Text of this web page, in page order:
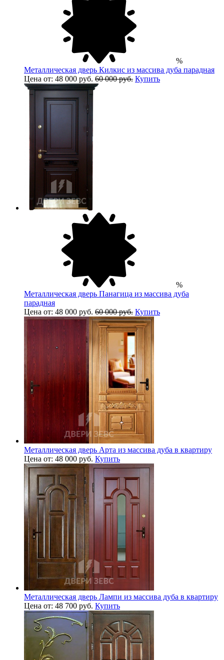
%
Металлическая дверь Килкис из массива дуба парадная
Цена от: 48 000 руб. 60 000 руб. Купить
%
Металлическая дверь Панагица из массива дуба
парадная
Цена от: 48 000 руб. 60 000 руб. Купить
Металлическая дверь Арта из массива дуба в квартиру
Цена от: 48 000 руб. Купить
Металлическая дверь Лампи из массива дуба в квартиру
Цена от: 48 700 руб. Купить